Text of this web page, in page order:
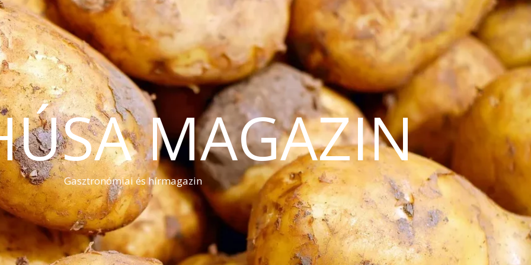
MAGAZIN
Gasztronómiai és hírmagazin